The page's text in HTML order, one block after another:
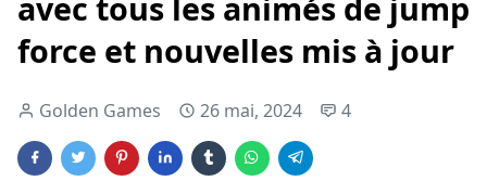
force et nouvelles mis à jour
Golden Games 26 mai, 2024 4